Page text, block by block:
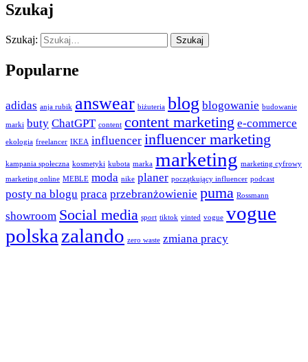
Szukaj
Szukaj: Szukaj
Popularne
adidas anja rubik answear biżuteria blog blogowanie budowanie
marki buty ChatGPT content content marketing e-commerce
ekologia freelancer IKEA influencer influencer marketing
kampania społeczna kosmetyki kubota marka marketing marketing cyfrowy
marketing online MEBLE moda nike planer początkujący influencer podcast
posty na blogu praca przebranżowienie puma Rossmann
showroom Social media sport tiktok vinted vogue vogue
polska zalando zero waste zmiana pracy